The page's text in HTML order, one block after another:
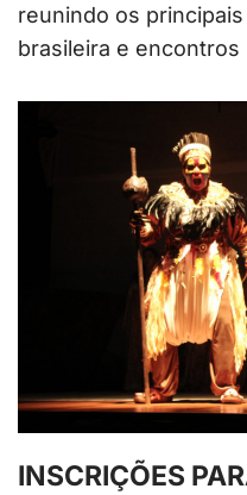
reunindo os
brasileira e
INSCRIÇÕES